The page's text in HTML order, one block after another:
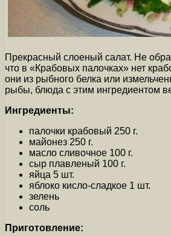
Прекрасный слоеный салат. Не
что в «Крабовых палочках» нет
они из рыбного белка или
рыбы, блюда с этим ингредиентом
Ингредиенты:
палочки крабовый 250 г.
майонез 250 г.
масло сливочное 100 г.
сыр плавленый 100 г.
яйца 5 шт.
яблоко кисло-сладкое 1 шт.
зелень
соль
Приготовление: